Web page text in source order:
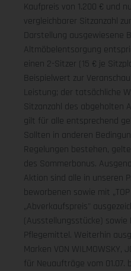
Kaufpreis von 1.200 € und
vergleichbarer Sitzanzahl
Darstellung ausgewiesene
Altmöbelentsorgung
einen 2-Sitzer (15 € je
Beispielwert zur
Leistung; der tatsächliche
Sitzanzahl des abgeholten
gilt für alle entsprechend
Sollten in anderen
Regelungen bestehen,
des Sommerbonus.
Aktion sind alle in unseren
beworbenen sowie mit
„Abverkaufspreis"
(Ausstellungsstücke)
Pflegemittel. Weiterhin
Marken VON WILMOWSKY,
für Neuaufträge vom 01.07.